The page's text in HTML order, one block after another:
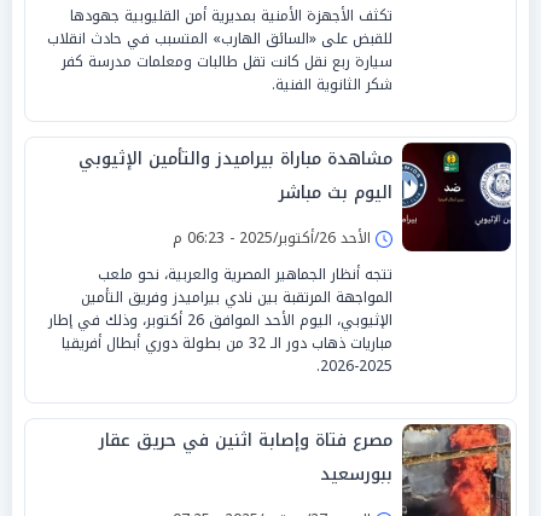
تكثف الأجهزة الأمنية بمديرية أمن القليوبية جهودها
للقبض على «السائق الهارب» المتسبب في حادث انقلاب
سيارة ربع نقل كانت تقل طالبات ومعلمات مدرسة كفر
شكر الثانوية الفنية.
مشاهدة مباراة بيراميدز والتأمين الإثيوبي
اليوم بث مباشر
الأحد 26/أكتوبر/2025 - 06:23 م
تتجه أنظار الجماهير المصرية والعربية، نحو ملعب
المواجهة المرتقبة بين نادي بيراميدز وفريق التأمين
الإثيوبي، اليوم الأحد الموافق 26 أكتوبر، وذلك في إطار
مباريات ذهاب دور الـ 32 من بطولة دوري أبطال أفريقيا
2025-2026.
مصرع فتاة وإصابة اثنين في حريق عقار
ببورسعيد